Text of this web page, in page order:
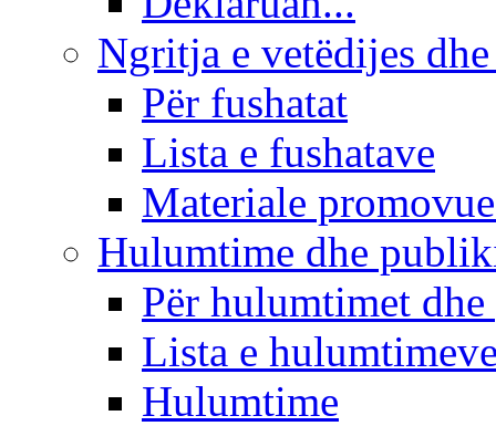
Ngritja e vetëdijes
Për fushatat
Lista e fushatave
Materiale
Hulumtime dhe
Për hulumtimet
Lista e
Hulumtime